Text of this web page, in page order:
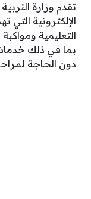
تقدم وزارة
الإلكترونية
التعليمية
بما في ذلك خدمات
دون الحاجة